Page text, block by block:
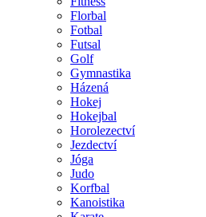
Florbal
Fotbal
Futsal
Golf
Gymnastika
Házená
Hokej
Hokejbal
Horolezectví
Jezdectví
Jóga
Judo
Korfbal
Kanoistika